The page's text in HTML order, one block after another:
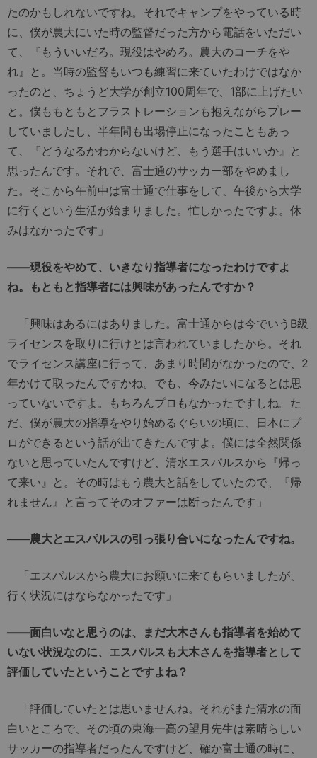
たのかもしれないですね。それでキャンプをやっている時
に、僕が農大にいた時の監督だった方から電話をいただい
て、『もういいだろ。現役はやめろ。農大のコーチをや
れ』と。当時の監督もいつも練習に来ていたわけではなか
ったのと、ちょうど大学が創立100周年で、1部に上げたい
と。僕ももともとフラストレーションも抱えながらプレー
していましたし、半年間も出場停止になったこともあっ
て、『どうなるかわからないけど、もう選手はいいか』と
思ったんです。それで、富士通のサッカー部をやめまし
た。そこから午前中は富士通で仕事をして、午後から大学
に行くという生活が始まりました。忙しかったですよ。休
みはなかったです」
――現役をやめて、いきなり指導者になったわけですよ
ね。もともと指導者には興味があったんですか？
「興味はあるにはありました。富士通からは今でいうB級
ライセンスを取りに行けとは言われていましたから。それ
でライセンス講座に行って、あまり時間がなかったので、2
年かけて取ったんですかね。でも、今みたいになるとは思
っていないですよ。もちろんプロもなかったですしね。た
だ、僕が農大の指導をやり始めるぐらいの頃に、日本にプ
ロができるという話が出てきたんですよ。僕には全然関係
ないと思っていたんですけど、清水エスパルスから『帰っ
て来い』と。その時はもう農大と話をしていたので、『帰
れません』と言ってそのオファーは断ったんです」
――農大とエスパルスの引っ張り合いになったんですね。
「エスパルスから農大にお願いに来てもらいましたが、
行く状況にはならなかったです」
――面白いなと思うのは、まだ大木さんも指導者を始めて
いない状況なのに、エスパルスも大木さんを指導者として
評価していたということですよね？
「評価していたとは思いませんね。それがまた清水の面
白いところで、その頃の東海一高の望月先生は素晴らしい
サッカーの指導者だったんですけど、確か富士通の時に、